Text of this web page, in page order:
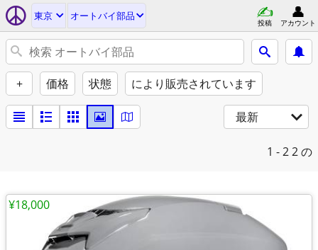
東京 オートバイ部品
投稿 アカウント
+ 価格 状態 により販売されています
最新
1 - 22 の
¥18,000